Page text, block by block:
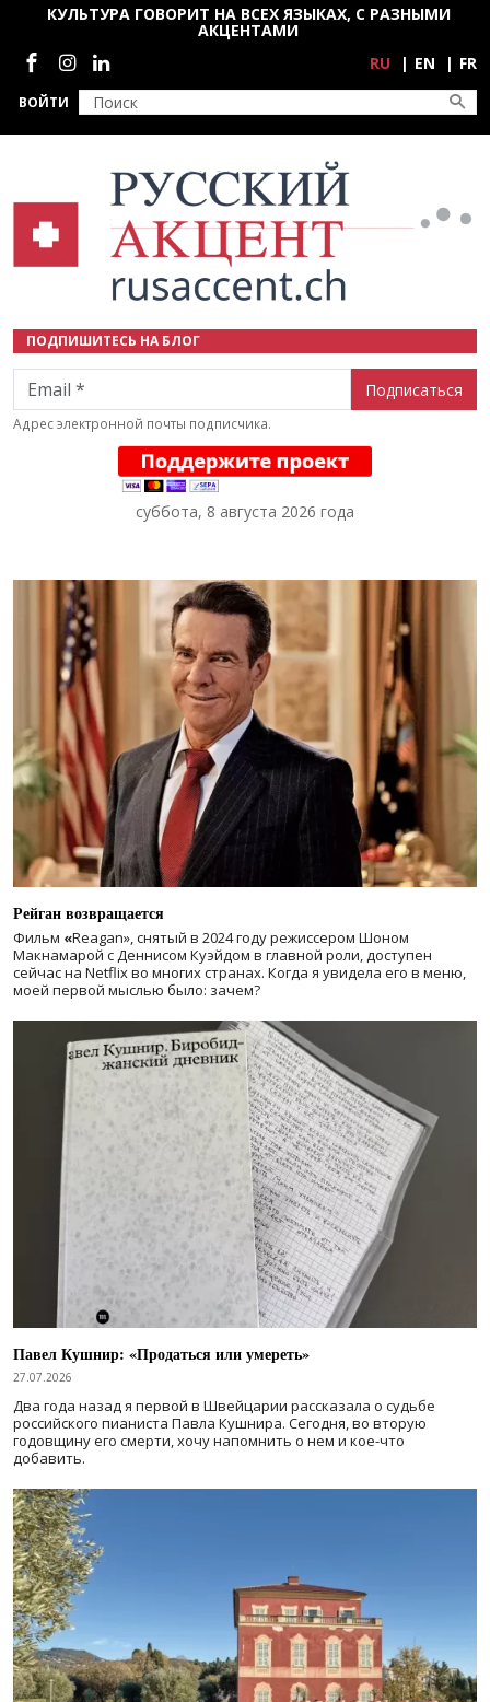
Перейти к основному содержанию
ВОЙТИ
КУЛЬТУРА ГОВОРИТ НА ВСЕХ ЯЗЫКАХ, С РАЗНЫМИ
АКЦЕНТАМИ
Социальные сети
RU EN FR
ПОДПИШИТЕСЬ НА БЛОГ
Email
Адрес электронной почты подписчика.
суббота, 8 августа 2026 года
Рейган возвращается
Фильм «Reagan», снятый в 2024 годурежиссером Шоном
Макнамарой с Деннисом Куэйдом в главной роли, доступен
сейчас на Netflix во многих странах. Когда я увидела его в меню,
моей первой мыслью было: зачем?
Павел Кушнир: «Продаться или умереть»
27.07.2026
Два года назад я первой в Швейцарии рассказала о судьбе
российского пианиста Павла Кушнира. Сегодня, во вторую
годовщину его смерти, хочу напомнить о нем и кое-что
добавить.